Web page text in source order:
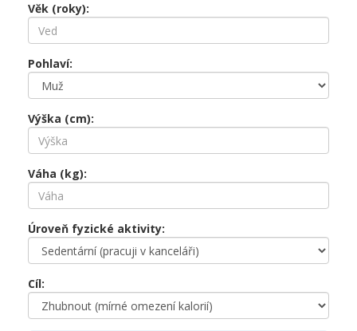
Věk (roky):
Pohlaví:
Výška (cm):
Váha (kg):
Úroveň fyzické aktivity:
Cíl: